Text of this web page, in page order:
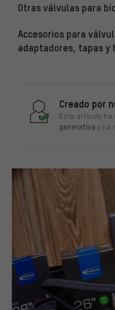
Otras válvulas para
Accesorios para
adaptadores, tapas y
Creado por
Este artículo ha
generativa y ha